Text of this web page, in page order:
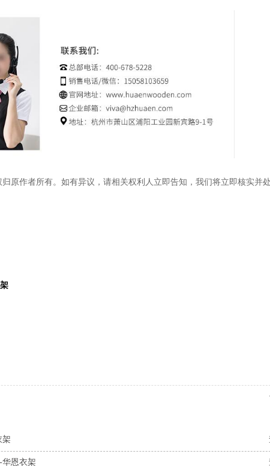
原作者所有。如有异议，请相关权利人立即告知，我们将立即核实并处
架
华恩衣架